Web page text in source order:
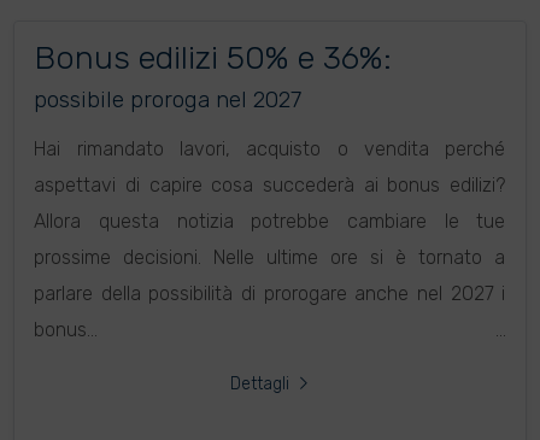
Bonus edilizi 50% e 36%:
possibile proroga nel 2027
Hai rimandato lavori, acquisto o vendita perché
aspettavi di capire cosa succederà ai bonus edilizi?
Allora questa notizia potrebbe cambiare le tue
prossime decisioni. Nelle ultime ore si è tornato a
parlare della possibilità di prorogare anche nel 2027 i
bonus...
Dettagli